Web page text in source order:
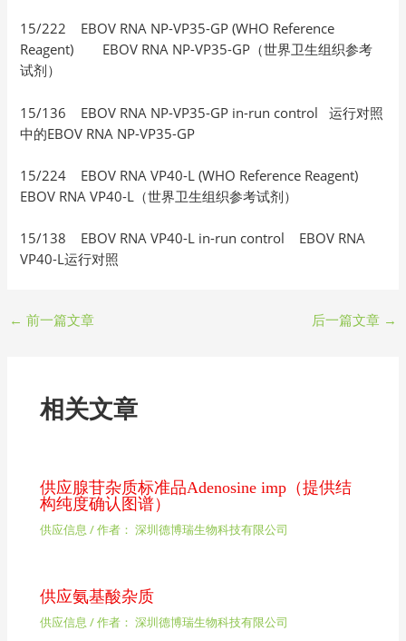
15/222 EBOV RNA NP-VP35-GP (WHO Reference
Reagent) EBOV RNA NP-VP35-GP（世界卫生组织参考
试剂）
15/136 EBOV RNA NP-VP35-GP in-run control 运行对照
中的EBOV RNA NP-VP35-GP
15/224 EBOV RNA VP40-L (WHO Reference Reagent)
EBOV RNA VP40-L（世界卫生组织参考试剂）
15/138 EBOV RNA VP40-L in-run control EBOV RNA
VP40-L运行对照
← 前一篇文章 后一篇文章 →
相关文章
供应腺苷杂质标准品Adenosine imp（提供结
构纯度确认图谱）
供应信息 / 作者： 深圳德博瑞生物科技有限公司
供应氨基酸杂质
供应信息 / 作者： 深圳德博瑞生物科技有限公司